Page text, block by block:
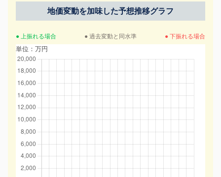
地価変動を加味した予想推移グラフ
● 上振れる場合 ● 過去変動と同水準 ● 下振れる場合
単位：万円